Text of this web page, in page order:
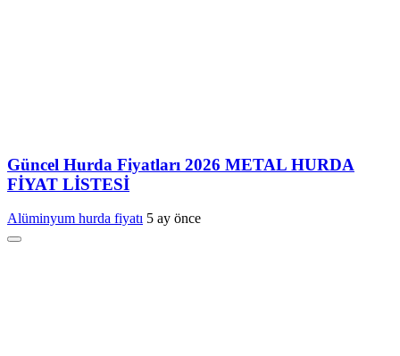
Güncel Hurda Fiyatları 2026 METAL HURDA
FİYAT LİSTESİ
Alüminyum hurda fiyatı 5 ay önce